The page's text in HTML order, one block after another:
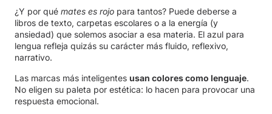
¿Y por qué mates es rojo para tantos? Puede deberse a
libros de texto, carpetas escolares o a la energía (y
ansiedad) que solemos asociar a esa materia. El azul para
lengua refleja quizás su carácter más fluido, reflexivo,
narrativo.
Las marcas más inteligentes usan colores como lenguaje.
No eligen su paleta por estética: lo hacen para provocar una
respuesta emocional.